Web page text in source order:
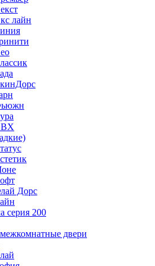
лайн
Дорс
серия 200
двери